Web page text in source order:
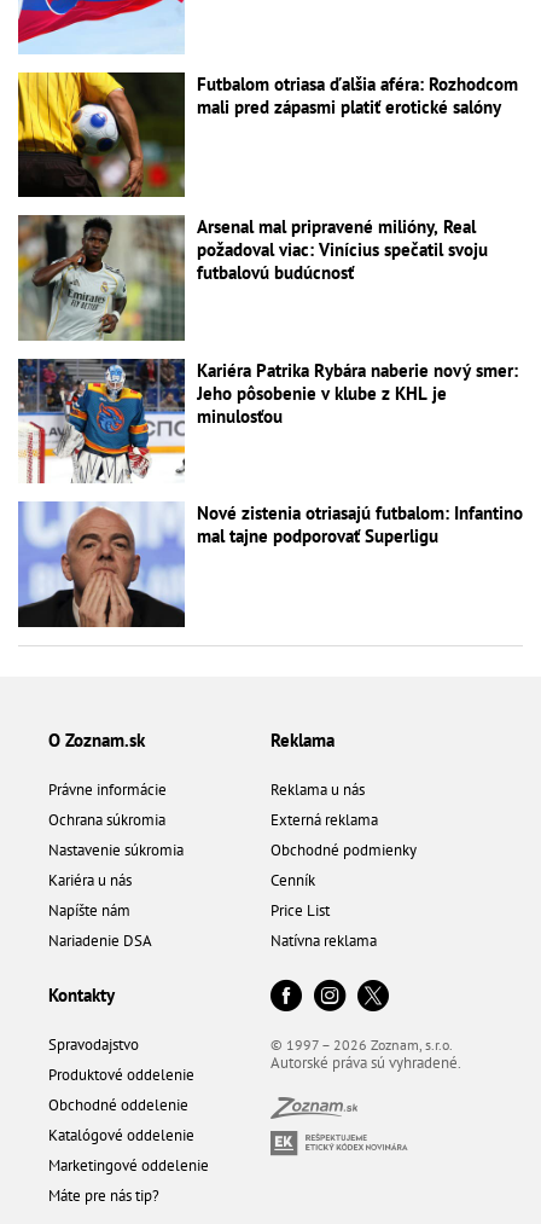
Futbalom otriasa ďalšia aféra: Rozhodcom
mali pred zápasmi platiť erotické salóny
Arsenal mal pripravené milióny, Real
požadoval viac: Vinícius spečatil svoju
futbalovú budúcnosť
Kariéra Patrika Rybára naberie nový smer:
Jeho pôsobenie v klube z KHL je
minulosťou
Nové zistenia otriasajú futbalom: Infantino
mal tajne podporovať Superligu
O Zoznam.sk
Právne informácie
Ochrana súkromia
Nastavenie súkromia
Kariéra u nás
Napíšte nám
Nariadenie DSA
Reklama
Reklama u nás
Externá reklama
Obchodné podmienky
Cenník
Price List
Natívna reklama
Kontakty
Spravodajstvo
Produktové oddelenie
Obchodné oddelenie
Katalógové oddelenie
Marketingové oddelenie
Máte pre nás tip?
© 1997 – 2026 Zoznam, s.r.o.
Autorské práva sú vyhradené.